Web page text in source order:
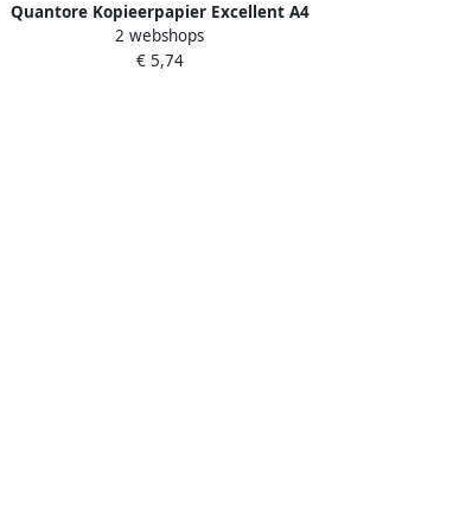
Quantore Kopieerpapier Excellent A4
80gr wit 500 vel
2 webshops
€ 5,74